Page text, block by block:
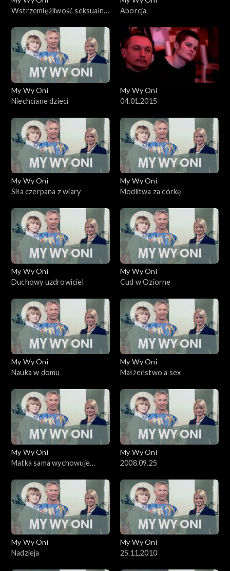
Wstrzemięźliwość seksualna
Aborcja
My Wy Oni
Niechciane dzieci
My Wy Oni
04.01.2015
My Wy Oni
Siła czerpana z wiary
My Wy Oni
Modlitwa za córkę
My Wy Oni
Duchowy uzdrowiciel
My Wy Oni
Cud w Oziorne
My Wy Oni
Nauka w domu
My Wy Oni
Małżeństwo a sex
My Wy Oni
Matka sama wychowuje
My Wy Oni
2008.09.25
My Wy Oni
Nadzieja
My Wy Oni
25.11.2010